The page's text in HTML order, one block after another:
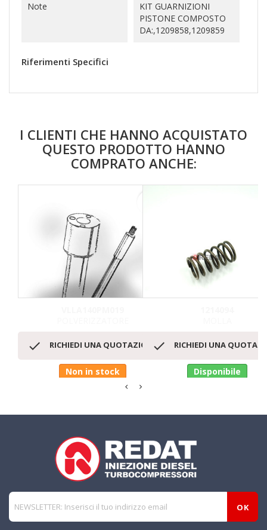
Note
KIT GUARNIZIONI
PISTONE COMPOSTO
DA:,1209858,1209859
Riferimenti Specifici
I CLIENTI CHE HANNO ACQUISTATO
QUESTO PRODOTTO HANNO
COMPRATO ANCHE:
 RICHIEDI UNA QUOTAZIONE
Non in stock
 RICHIEDI UNA
Disponibile